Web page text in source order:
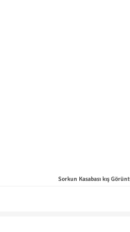
Sorkun Kasabası kış